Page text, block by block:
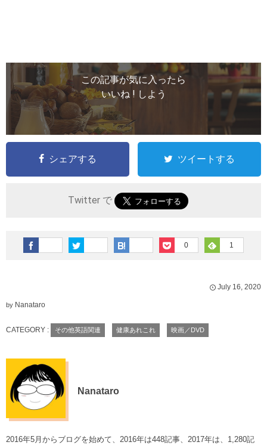
この記事が気に入ったら
いいね ! しよう
シェアする ツイートする
Twitter で
0 1
July 16, 2020
by Nanataro
CATEGORY : その他英語関連 健康あれこれ 映画／DVD
Nanataro
2016年5月からブログを始めて、2016年は448記事、2017年は、1,280記